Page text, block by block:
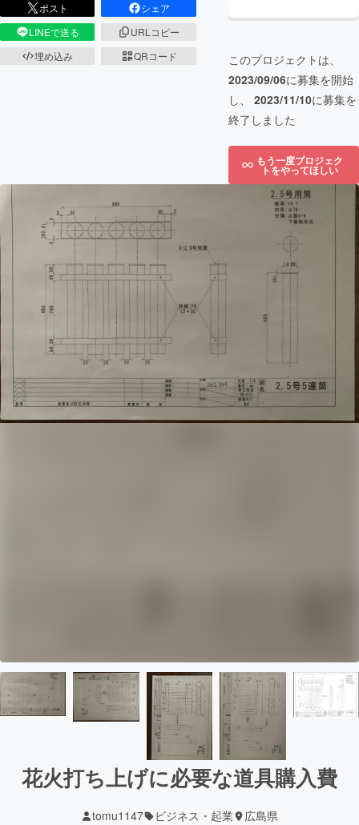
ポスト
シェア
LINEで送る
URLコピー
埋め込み
QRコード
このプロジェクトは、
2023/09/06に募集を開始
し、 2023/11/10に募集を
終了しました
もう一度プロジェク
トをやってほしい
花火打ち上げに必要な道具購入費
tomu1147 ビジネス・起業 広島県